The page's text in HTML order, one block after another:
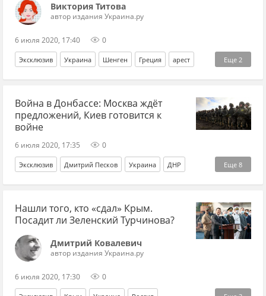
Виктория Титова
автор издания Украина.ру
6 июля 2020, 17:40 0
Еще 2
Эксклюзив Украина Шенген Греция арест
туризм авиасообщение
Война в Донбассе: Москва ждёт
предложений, Киев готовится к
войне
6 июля 2020, 17:35 0
Еще 8
Эксклюзив Дмитрий Песков Украина ДНР
Донбасс Россия Формула Штайнмайера ЛДНР
Денис Пушилин ООС Владимир Зеленский
Нашли того, кто «сдал» Крым.
Посадит ли Зеленский Турчинова?
Дмитрий Ковалевич
автор издания Украина.ру
6 июля 2020, 17:30 0